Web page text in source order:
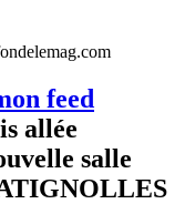
feed
allée
salle